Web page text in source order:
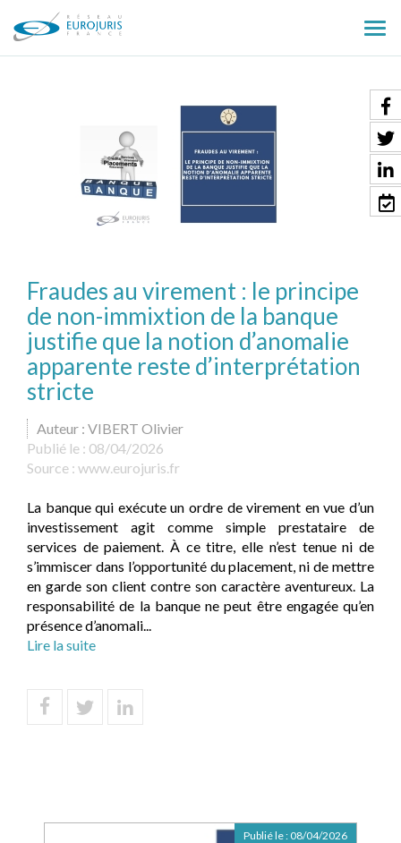
le
Fraudes au virement : le principe
de non-immixtion de la banque
justifie que la notion d’anomalie
apparente reste d’interprétation
stricte
Auteur : VIBERT Olivier
Publié le : 08/04/2026
Source : www.eurojuris.fr
La banque qui exécute un ordre de virement en vue d’un
investissement agit comme simple prestataire de
services de paiement. À ce titre, elle n’est tenue ni de
s’immiscer dans l’opportunité du placement, ni de mettre
en garde son client contre son caractère aventureux. La
responsabilité de la banque ne peut être engagée qu’en
présence d’anomali...
Lire la suite
Publié le : 08/04/2026